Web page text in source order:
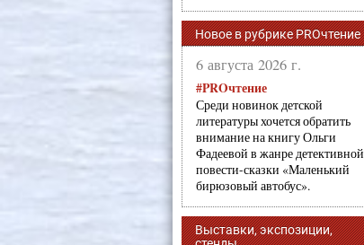
Новое в рубрике PROчтение
6 августа 2026 г.
#PROчтение
Среди новинок детской
литературы хочется обратить
внимание на книгу Ольги
Фадеевой в жанре детективной
повести-сказки «Маленький
бирюзовый автобус».
Выставки, экспозиции,